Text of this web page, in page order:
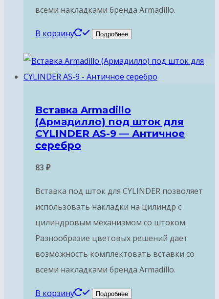
всеми накладками бренда Armadillo.
В корзину Подробнее
Вставка Armadillo
(Армадилло) под шток для
CYLINDER AS-9 — Античное
серебро
83 ₽
Вставка под шток для CYLINDER позволяет
использовать накладки на цилиндр с
цилиндровым механизмом со штоком.
Разнообразие цветовых решений дает
возможность комплектовать вставки со
всеми накладками бренда Armadillo.
В корзину Подробнее